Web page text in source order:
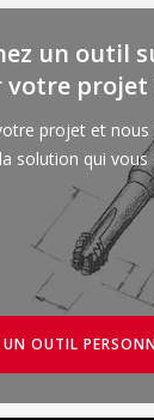
un outil
votre projet
projet et
solution qui vous
OUTIL